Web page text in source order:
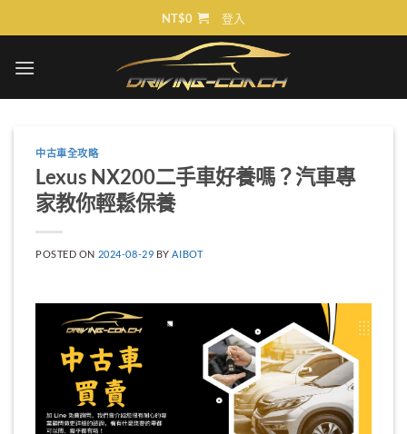
to
NT$0 登入
中古車全攻略
Lexus NX200二手車好養嗎？汽車專
家教你輕鬆保養
POSTED ON 2024-08-29 BY AIBOT